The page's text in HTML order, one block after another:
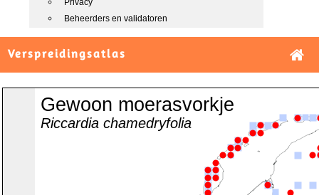
Privacy
Beheerders en validatoren
Verspreidingsatlas